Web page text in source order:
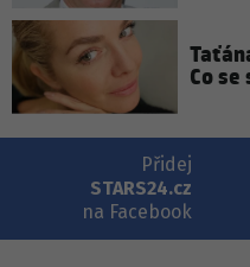
Co
Přidej
STARS24.cz
na Facebook